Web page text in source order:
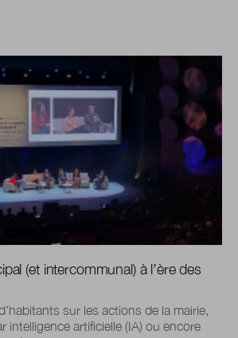
(et intercommunal) à l’ère des
sur les actions de la mairie,
intelligence artificielle (IA) ou encore